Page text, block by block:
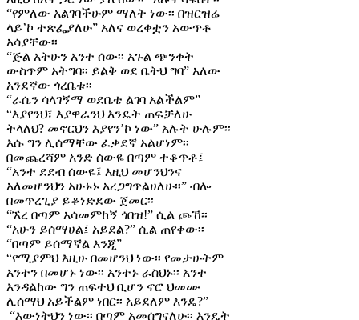
“የምለው አልገባችሁም ማለት ነው፡፡ በዝርዝሬ
ላይ’ኮ ተጽፌያለሁ” አለና ወረቀቷን አውጥቶ
አሳያቸው፡፡
“ጅል አትሁን አንተ ሰው፡፡ አጉል ጭንቀት
ውስጥም አትግባ፡፡ ይልቅ ወደ ቤትህ ግባ” አለው
አንደኛው ጎረቤቱ፡፡
“ራሴን ሳላገኝማ ወደቤቴ ልገባ አልችልም”
“እያየንህ፣ እያዋራንህ እንዴት ጠፍቻለሁ
ትላለህ? መኖርህን እያየን’ኮ ነው” አሉት ሁሉም፡፡
እሱ ግን ሊሰማቸው ፈቃደኛ አልሆነም፡፡
በመጨረሻም አንድ ሰውዬ በጣም ተቆጥቶ፤
“አንተ ደደብ ሰውዬ፤ እዚህ መሆንህንና
አለመሆንህን አሁኑኑ አረጋግጥልሀለሁ፡፡” ብሎ
በመጥረጊያ ይቆነድደው ጀመር፡፡
“ኧረ በጣም አሳመምከኝ ጎበዝ!” ሲል ጮኸ፡፡
“አሁን ይሰማሀል፤ አይደል?” ሲል ጠየቀው፡፡
“በጣም ይሰማኛል እንጂ”
“የሚያምህ እዚሁ በመሆንህ ነው፡፡ የመታሁትም
አንተን በመሆኑ ነው፡፡ አንተኑ ራስህኑ፡፡ አንተ
እንዳልከው ግን ጠፍተህ ቢሆን ኖሮ ህመሙ
ሊሰማህ አይችልም ነበር፡፡ አይደለም እንዴ?”
“እውነትህን ነው፡፡ በጣም አመሰግናለሁ፡፡ እንዴት